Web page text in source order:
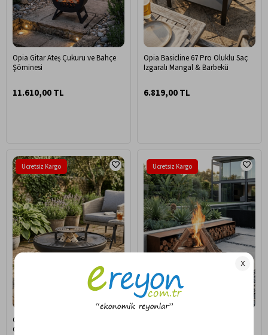
Opia Gitar Ateş Çukuru ve Bahçe
Şöminesi
11.610,00 TL
Opia Basicline 67 Pro Oluklu Saç
Izgaralı Mangal & Barbekü
6.819,00 TL
Opia Magma 75 cm Pro Ateş
Çukuru & Bahçe Şöminesi
Ücretsiz Kargo Ücretsiz Kargo